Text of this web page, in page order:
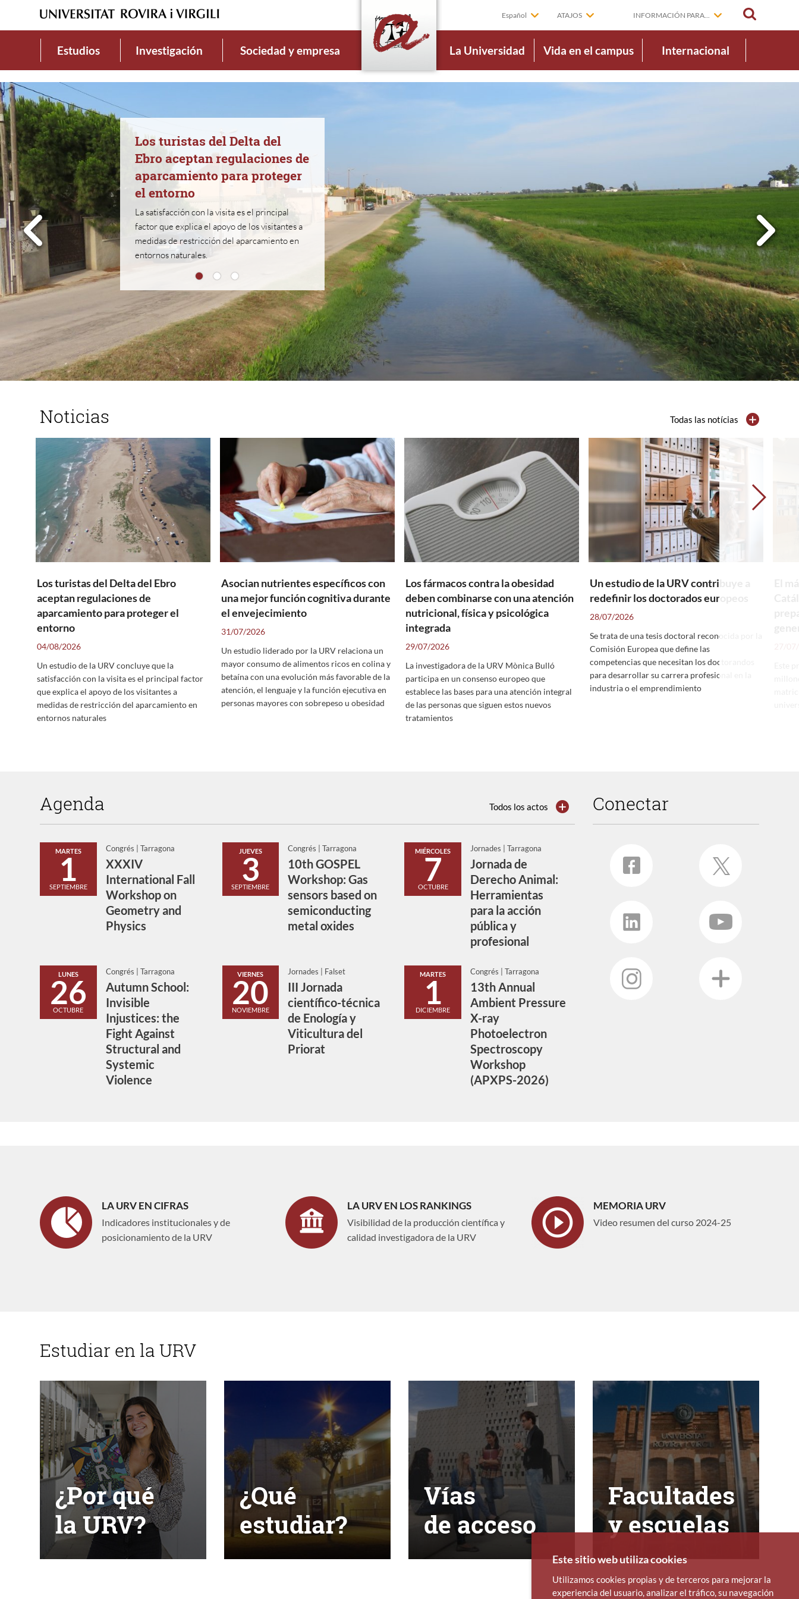
Español ATAJOS INFORMACIÓN PARA...
Estudios Investigación Sociedad y empresa La Universidad Vida en el campus Internacional
Previous Next
Los turistas del Delta del
Ebro aceptan regulaciones de
aparcamiento para proteger
el entorno
La satisfacción con la visita es el principal
factor que explica el apoyo de los visitantes a
medidas de restricción del aparcamiento en
entornos naturales.
Noticias Todas las notícias
Los turistas del Delta del Ebro
aceptan regulaciones de
aparcamiento para proteger el
entorno
04/08/2026
Un estudio de la URV concluye que la
satisfacción con la visita es el principal factor
que explica el apoyo de los visitantes a
medidas de restricción del aparcamiento en
entornos naturales
Asocian nutrientes específicos con
una mejor función cognitiva durante
el envejecimiento
31/07/2026
Un estudio liderado por la URV relaciona un
mayor consumo de alimentos ricos en colina y
betaína con una evolución más favorable de la
atención, el lenguaje y la función ejecutiva en
personas mayores con sobrepeso u obesidad
Los fármacos contra la obesidad
deben combinarse con una atención
nutricional, física y psicológica
integrada
29/07/2026
La investigadora de la URV Mònica Bulló
participa en un consenso europeo que
establece las bases para una atención integral
de las personas que siguen estos nuevos
tratamientos
Un estudio de la URV contribuye a
redefinir los doctorados europeos
28/07/2026
Se trata de una tesis doctoral reconocida por la
Comisión Europea que define las
competencias que necesitan los doctorandos
para desarrollar su carrera profesional en la
industria o el emprendimiento
Agenda Todos los actos
MARTES
1
SEPTIEMBRE
Congrés | Tarragona
XXXIV
International Fall
Workshop on
Geometry and
Physics
JUEVES
3
SEPTIEMBRE
Congrés | Tarragona
10th GOSPEL
Workshop: Gas
sensors based on
semiconducting
metal oxides
MIÉRCOLES
7
OCTUBRE
Jornades | Tarragona
Jornada de
Derecho Animal:
Herramientas
para la acción
pública y
profesional
LUNES
26
OCTUBRE
Congrés | Tarragona
Autumn School:
Invisible
Injustices: the
Fight Against
Structural and
Systemic
Violence
VIERNES
20
NOVIEMBRE
Jornades | Falset
III Jornada
científico-técnica
de Enología y
Viticultura del
Priorat
MARTES
1
DICIEMBRE
Congrés | Tarragona
13th Annual
Ambient Pressure
X-ray
Photoelectron
Spectroscopy
Workshop
(APXPS-2026)
Conectar
LA URV EN CIFRAS
Indicadores institucionales y de
posicionamiento de la URV
LA URV EN LOS RANKINGS
Visibilidad de la producción científica y
calidad investigadora de la URV
MEMORIA URV
Video resumen del curso 2024-25
Estudiar en la URV
¿Por qué
la URV?
¿Qué
estudiar?
Vías
de acceso
Facultades
y escuelas
Este sitio web utiliza cookies
Utilizamos cookies propias y de terceros para mejorar la
experiencia del usuario, analizar el tráfico, su navegación